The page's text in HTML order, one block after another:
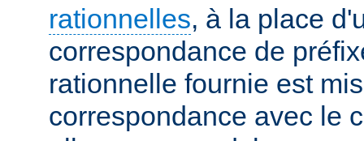
rationnelles, à la place
correspondance de
rationnelle fournie est
correspondance avec le